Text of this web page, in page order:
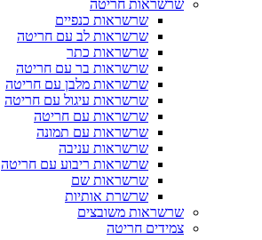
שרשראות חריטה
שרשראות כנפיים
שרשראות לב עם חריטה
שרשראות כתר
שרשראות בר עם חריטה
שרשראות מלבן עם חריטה
שרשראות עיגול עם חריטה
שרשראות עם חריטה
שרשראות עם תמונה
שרשראות עניבה
שרשראות ריבוע עם חריטה
שרשראות שם
שרשרת אותיות
שרשראות משובצים
צמידים חריטה